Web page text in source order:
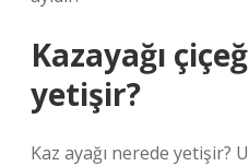
Kazayağı
yetişir?
Kaz ayağı nerede